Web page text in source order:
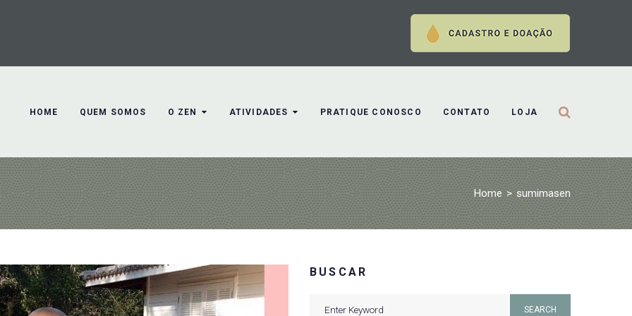
HOME QUEM SOMOS O ZEN ATIVIDADES PRATIQUE CONOSCO CONTATO LOJA
Home > sumimasen
BUSCAR
SEARCH